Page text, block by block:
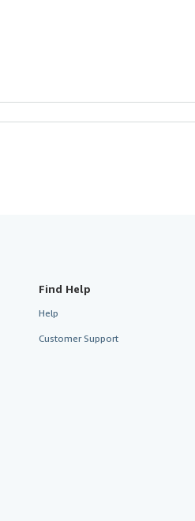
Find Help
Help
Customer Support